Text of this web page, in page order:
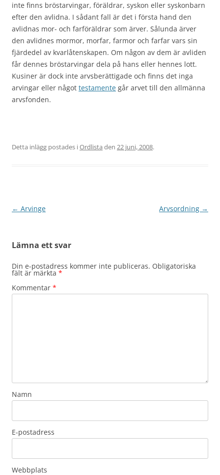
inte finns bröstarvingar, föräldrar, syskon eller syskonbarn
efter den avlidna. I sådant fall är det i första hand den
avlidnas mor- och farföräldrar som ärver. Sålunda ärver
den avlidnes mormor, morfar, farmor och farfar vars sin
fjärdedel av kvarlåtenskapen. Om någon av dem är avliden
får dennes bröstarvingar dela på hans eller hennes lott.
Kusiner är dock inte arvsberättigade och finns det inga
arvingar eller något testamente går arvet till den allmänna
arvsfonden.
Detta inlägg postades iOrdlista den 22 juni, 2008.
Inläggsnavigering
← Arvinge Arvsordning →
Lämna ett svar
Din e-postadress kommer inte publiceras. Obligatoriska
fält är märkta *
Kommentar *
Namn
E-postadress
Webbplats